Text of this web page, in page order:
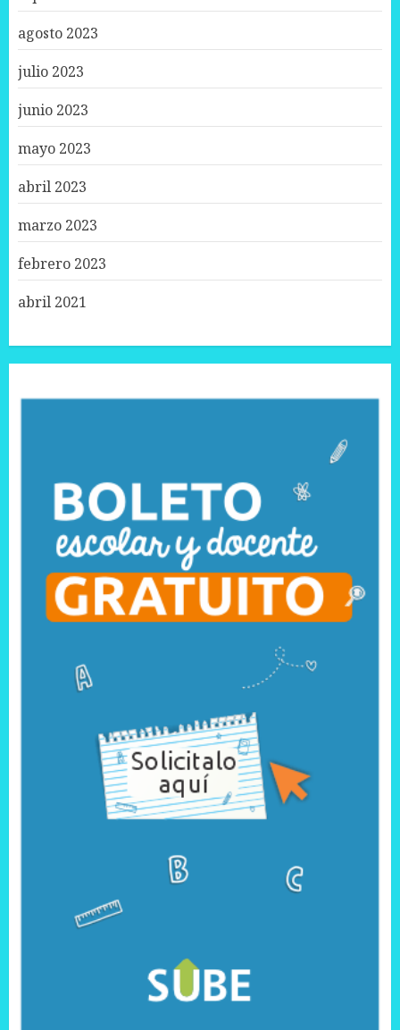
agosto 2023
julio 2023
junio 2023
mayo 2023
abril 2023
marzo 2023
febrero 2023
abril 2021